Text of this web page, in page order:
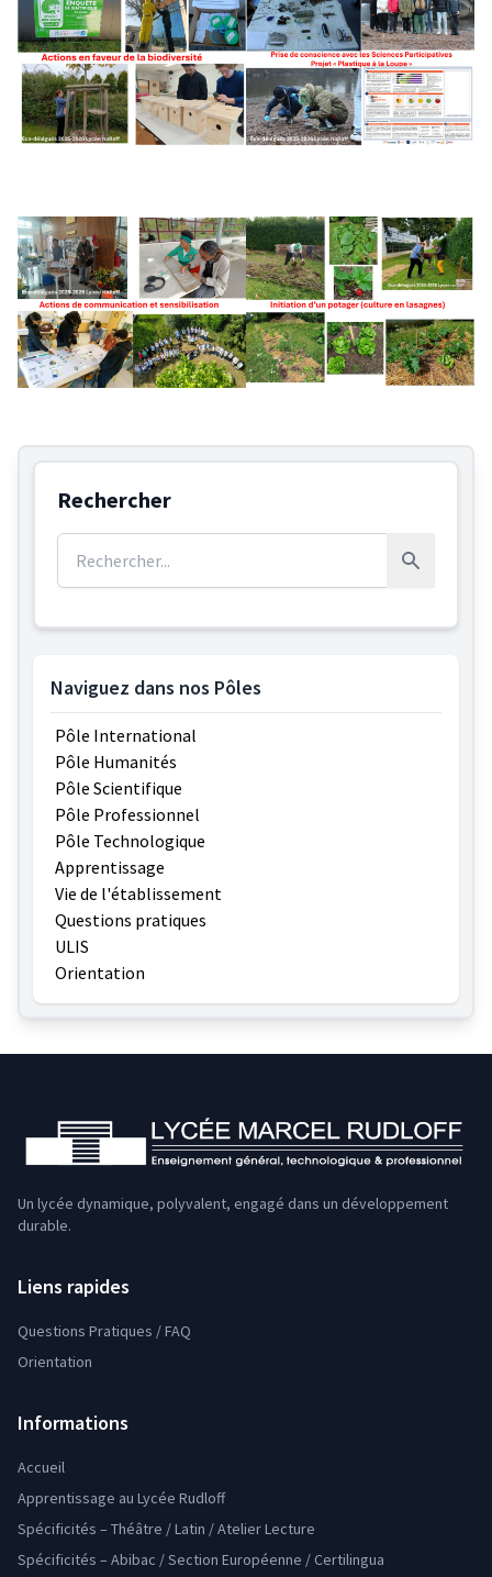
Rechercher
Rechercher :
Rechercher
Naviguez dans nos Pôles
Pôle International
Pôle Humanités
Pôle Scientifique
Pôle Professionnel
Pôle Technologique
Apprentissage
Vie de l'établissement
Questions pratiques
ULIS
Orientation
Un lycée dynamique, polyvalent, engagé dans un développement
durable.
Liens rapides
Questions Pratiques / FAQ
Orientation
Informations
Accueil
Apprentissage au Lycée Rudloff
Spécificités – Théâtre / Latin / Atelier Lecture
Spécificités – Abibac / Section Européenne / Certilingua